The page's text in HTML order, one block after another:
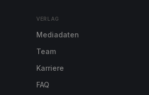
VERLAG
Mediadaten
Team
Karriere
FAQ